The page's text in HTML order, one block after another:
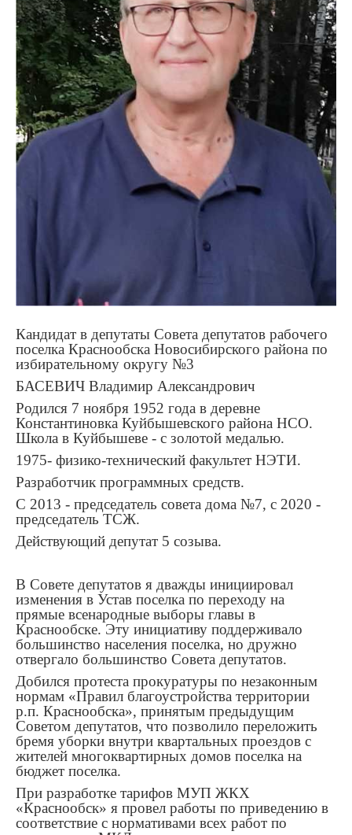
Кандидат в депутаты Совета депутатов рабочего
поселка Краснообска Новосибирского района по
избирательному округу №3
БАСЕВИЧ Владимир Александрович
Родился 7 ноября 1952 года в деревне
Константиновка Куйбышевского района НСО.
Школа в Куйбышеве - с золотой медалью.
1975- физико-технический факультет НЭТИ.
Разработчик программных средств.
С 2013 - председатель совета дома №7, с 2020 -
председатель ТСЖ.
Действующий депутат 5 созыва.
В Совете депутатов я дважды инициировал
изменения в Устав поселка по переходу на
прямые всенародные выборы главы в
Краснообске. Эту инициативу поддерживало
большинство населения поселка, но дружно
отвергало большинство Совета депутатов.
Добился протеста прокуратуры по незаконным
нормам «Правил благоустройства территории
р.п. Краснообска», принятым предыдущим
Советом депутатов, что позволило переложить
бремя уборки внутри квартальных проездов с
жителей многоквартирных домов поселка на
бюджет поселка.
При разработке тарифов МУП ЖКХ
«Краснообск» я провел работы по приведению в
соответствие с нормативами всех работ по